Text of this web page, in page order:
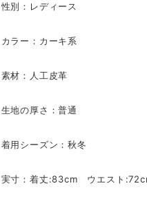
性別：レディース
カラー：カーキ系
素材：人工皮革
生地の厚さ：普通
着用シーズン：秋冬
実寸：着丈:83cm ウエスト